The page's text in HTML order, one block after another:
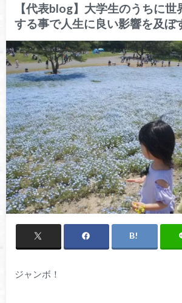
【代表blog】大学生のうちに
する事で人生に良い影響を及ぼ
ジャンボ！